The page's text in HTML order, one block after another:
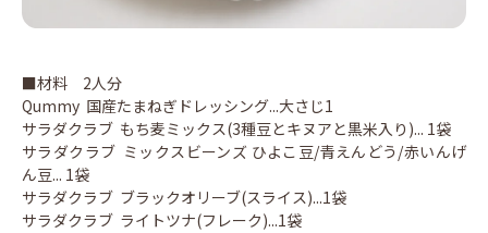
■材料 2人分
Qummy 国産たまねぎドレッシング...大さじ1
サラダクラブ もち麦ミックス(3種豆とキヌアと黒米入り)... 1袋
サラダクラブ ミックスビーンズ ひよこ豆/青えんどう/赤いんげ
ん豆... 1袋
サラダクラブ ブラックオリーブ(スライス)...1袋
サラダクラブ ライトツナ(フレーク)...1袋